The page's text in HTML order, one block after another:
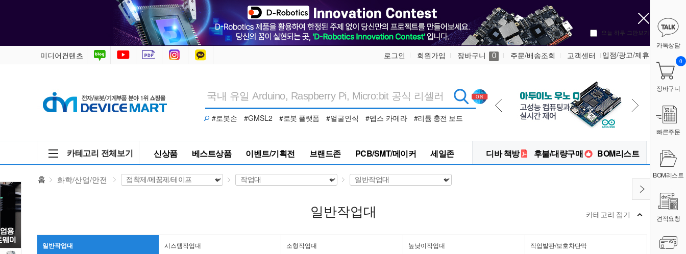
업
용
품
오늘 하루 그만보기
미디어컨텐츠 로그인 회원가입 장바구니 0 주문/배송조회 고객센터 입점/광고/제휴
#로봇손 #GMSL2 #로봇 플랫폼 #얼굴인식 #뎁스 카메라 #리튬 충전 보드
카테고리 전체보기 신상품 베스트상품 이벤트/기획전 브랜드존 PCB/SMT/메이커 세일존 디바 책방 후불/대량구매 BOM리스트
카톡상담
장바구니
0
빠른주문
BOM리스트
견적요청
홈 화학/산업/안전
일반작업대 카테고리 접기
일반작업대 시스템작업대 소형작업대 높낮이작업대 작업발판/보호차단막